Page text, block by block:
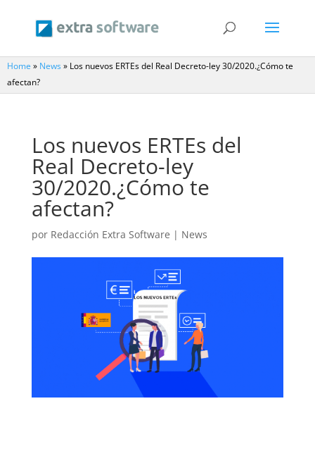
Home » News» Los nuevos ERTEs del Real Decreto-ley 30/2020.¿Cómo te
afectan?
Los nuevos ERTEs del
Real Decreto-ley
30/2020.¿Cómo te
afectan?
por Redacción Extra Software | News